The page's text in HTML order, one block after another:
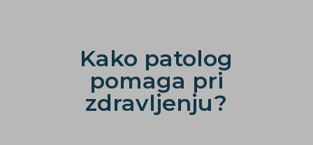
Kako patolog
pomaga pri
zdravljenju?